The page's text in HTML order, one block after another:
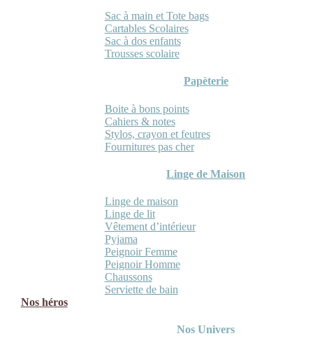
Sac à main et Tote bags
Cartables Scolaires
Sac à dos enfants
Trousses scolaire
Papèterie
Boite à bons points
Cahiers & notes
Stylos, crayon et feutres
Fournitures pas cher
Linge de Maison
Linge de maison
Linge de lit
Vêtement d’intérieur
Pyjama
Peignoir Femme
Peignoir Homme
Chaussons
Serviette de bain
Nos héros
Nos Univers